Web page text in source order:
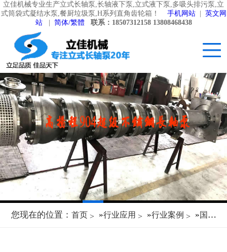
立佳机械专业生产立式长轴泵,长轴液下泵,立式液下泵,多吸头排污泵,立
式筒袋式凝结水泵,餐厨垃圾泵,H系列直角齿轮箱！ 手机网站| 英文网
站| 简体/繁體 联系：18507312158 13808468438
您现在的位置： 首页 »行业应用 »行业案例 »国外工程